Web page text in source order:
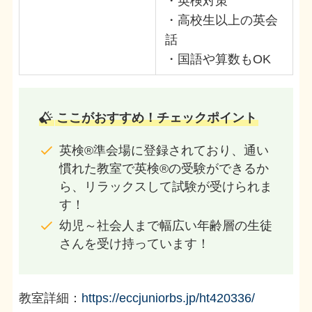
・高校生以上の英会
話
・国語や算数もOK
ここがおすすめ！チェックポイント
英検®準会場に登録されており、通い
慣れた教室で英検®の受験ができるか
ら、リラックスして試験が受けられま
す！
幼児～社会人まで幅広い年齢層の生徒
さんを受け持っています！
教室詳細： https://eccjuniorbs.jp/ht420336/